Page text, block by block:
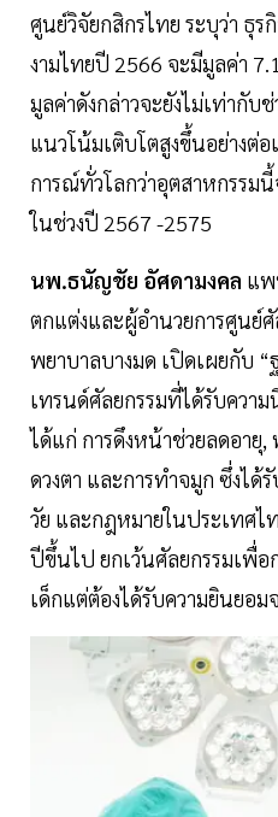
ศูนย์วิจัยกสิกรไทย ระบุว่า ธุร
งามไทยปี 2566 จะมีมูลค่า
มูลค่าดังกล่าวจะยังไม่เท่ากับ
แนวโน้มเติบโตสูงขึ้นอย่างต่
การณ์ทั่วโลกว่าอุตสาหกรรม
ในช่วงปี 2567 -2575
นพ.ธนัญชัย อัศดามงคล แพ
ตกแต่งและผู้อำนวยการศูนย์ศั
พยาบาลบางมด เปิดเผยกับ
เทรนด์ศัลยกรรมที่ได้รับควา
ได้แก่ การดึงหน้าช่วยลดอายุ
ดวงตา และการทำจมูก ซึ่งไ
วัย และกฎหมายในประเทศไ
ปีขึ้นไป ยกเว้นศัลยกรรมเพื่อ
เด็กแต่ต้องได้รับความยินยอม